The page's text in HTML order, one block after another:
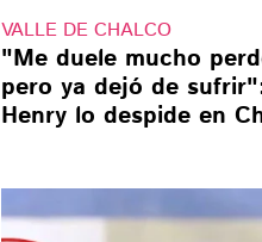
VALLE DE CHALCO
"Me duele mucho
pero ya dejó de
Henry lo despide en